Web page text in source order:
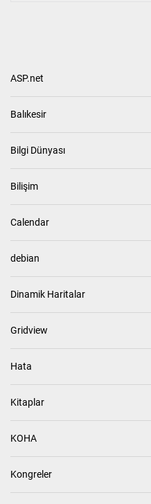
ASP.net
Balıkesir
Bilgi Dünyası
Bilişim
Calendar
debian
Dinamik Haritalar
Gridview
Hata
Kitaplar
KOHA
Kongreler